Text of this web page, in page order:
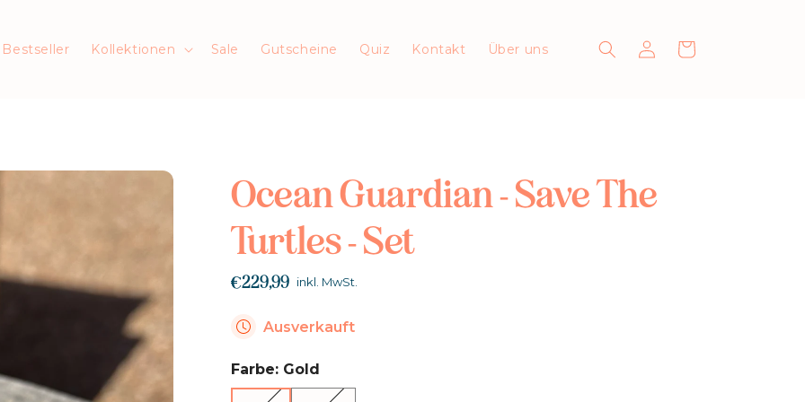
Bestseller Kollektionen Sale Gutscheine Quiz Kontakt Über uns EinloggenWarenkorb
Ocean Guardian - Save The
Turtles - Set
€229,99 inkl. MwSt.
Ausverkauft
Farbe: Gold